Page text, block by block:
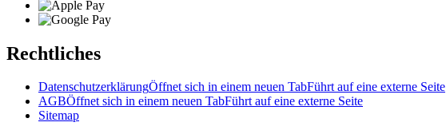
Rechtliches
DatenschutzerklärungÖffnet sich in einem neuen TabFührt auf eine externe Seite
AGBÖffnet sich in einem neuen TabFührt auf eine externe Seite
Sitemap